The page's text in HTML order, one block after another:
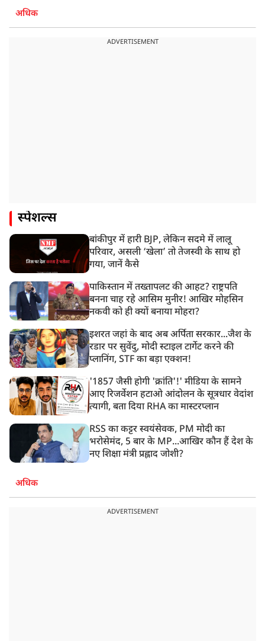
अधिक
ADVERTISEMENT
स्पेशल्स
बांकीपुर में हारी BJP, लेकिन सदमे में लालू
परिवार, असली ‘खेला’ तो तेजस्वी के साथ हो
गया, जानें कैसे
पाकिस्तान में तख्तापलट की आहट? राष्ट्रपति
बनना चाह रहे आसिम मुनीर! आखिर मोहसिन
नकवी को ही क्यों बनाया मोहरा?
इशरत जहां के बाद अब अर्पिता सरकार...जैश के
रडार पर सुवेंदु, मोदी स्टाइल टार्गेट करने की
प्लानिंग, STF का बड़ा एक्शन!
'1857 जैसी होगी 'क्रांति'!' मीडिया के सामने
आए रिजर्वेशन हटाओ आंदोलन के सूत्रधार वेदांश
त्यागी, बता दिया RHA का मास्टरप्लान
RSS का कट्टर स्वयंसेवक, PM मोदी का
भरोसेमंद, 5 बार के MP...आखिर कौन हैं देश के
नए शिक्षा मंत्री प्रह्लाद जोशी?
अधिक
ADVERTISEMENT